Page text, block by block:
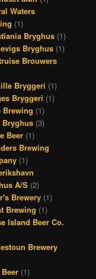
Waters
(1)
Bryghus (1)
Bryghus (1)
Brouwers
Bryggeri (1)
Bryggeri (1)
Brewing (1)
Bryghus (3)
Beer (1)
Brewing
(1)
A/S (2)
Brewery (1)
Brewing (1)
Island Beer Co.
Brewery
(1)